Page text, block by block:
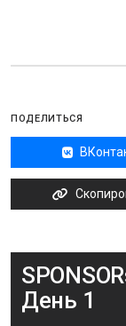
ПОДЕЛИТЬСЯ
День 1